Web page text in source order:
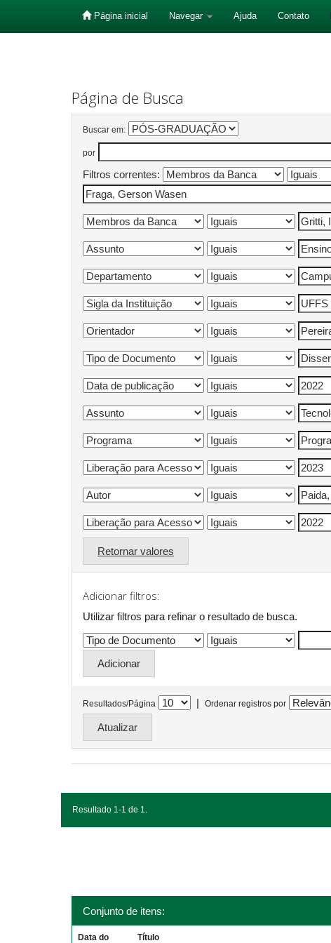
Página inicial Navegar Ajuda Contato
Página de Busca
Buscar em:
por
Filtros correntes:
Retornar valores
Adicionar filtros:
Utilizar filtros para refinar o resultado de busca.
Resultados/Página | Ordenar registros por
Resultado 1-1 de 1.
Conjunto de itens:
Data do Título